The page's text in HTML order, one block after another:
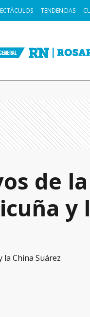
TENDENCIAS
de
y